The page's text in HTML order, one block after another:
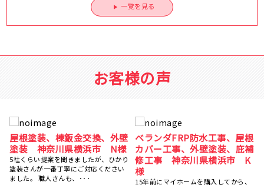
一覧を見る
お客様の声
屋根葺き替え工事 瓦屋根か
ら金属屋根へ 雨漏り修理
神奈川県横浜市 S様
台風のあと、雨の日に雨漏りして、ホ
ームページで探して電話しました。 見
屋根塗装、棟鈑金交換、外壁
塗装 神奈川県横浜市 N様
5社くらい提案を聞きましたが、ひかり
塗装さんが一番丁寧にご対応ください
ました。 職人さんも、･･･